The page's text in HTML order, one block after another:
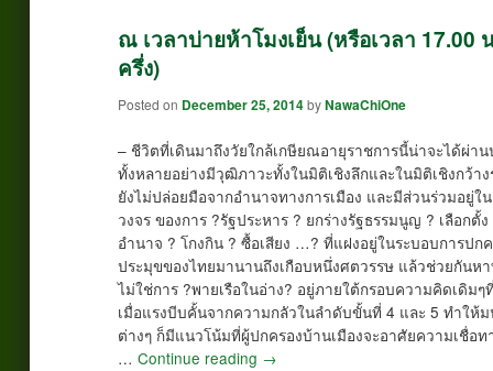
ณ เวลาบ่ายห้าโมงเย็น (หรือเวลา 17.00
ครึ่ง)
Posted on December 25, 2014byNawaChiOne
– ชีวิตที่เดินมาถึงวัยใกล้เกษียณอายุราชการนี้น่าจะได้ผ่
ทั้งหลายอย่างมีวุฒิภาวะทั้งในมิติเชิงลึกและในมิติเชิงกว้า
ยังไม่ปล่อยมือจากอำนาจทางการเมือง และมีส่วนร่วมอยู่ใ
วงจร ของการ ?รัฐประหาร ? ยกร่างรัฐธรรมนูญ ? เลือก
อำนาจ ? โกงกิน ? ซื้อเสียง …? ที่แฝงอยู่ในระบอบการป
ประมุขของไทยมานานถึงเกือบหนึ่งศตวรรษ แล้วช่วยกัน
ไม่ใช่การ ?พายเรือในอ่าง? อยู่ภายใต้กรอบความคิดเดิม
เมื่อแรงบีบคั้นจากความกลัวในลำดับขั้นที่ 4 และ 5 ทำให้
ต่างๆ ก็มีแนวโน้มที่ผู้ปกครองบ้านเมืองจะอาศัยความเชื่อ
…Continue reading →